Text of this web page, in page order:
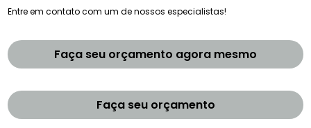
Entre em contato com um de nossos especialistas!
Faça seu orçamento agora mesmo
Faça seu orçamento